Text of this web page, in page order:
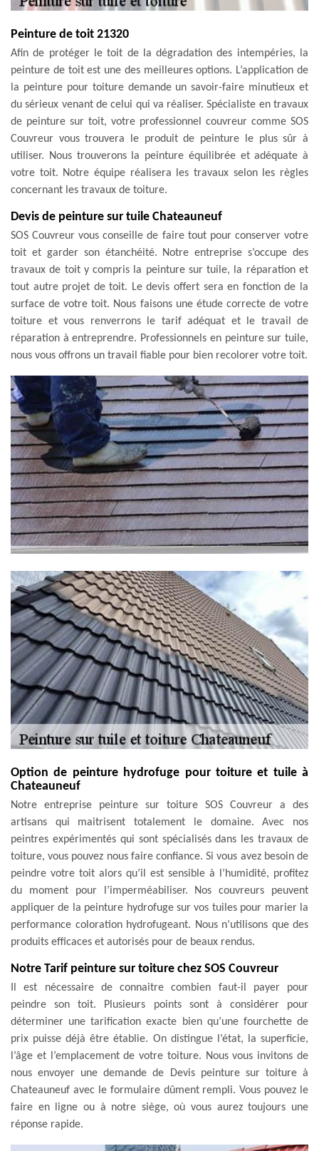
Peinture de toit 21320
Afin de protéger le toit de la dégradation des intempéries, la
peinture de toit est une des meilleures options. L’application de
la peinture pour toiture demande un savoir-faire minutieux et
du sérieux venant de celui qui va réaliser. Spécialiste en travaux
de peinture sur toit, votre professionnel couvreur comme SOS
Couvreur vous trouvera le produit de peinture le plus sûr à
utiliser. Nous trouverons la peinture équilibrée et adéquate à
votre toit. Notre équipe réalisera les travaux selon les règles
concernant les travaux de toiture.
Devis de peinture sur tuile Chateauneuf
SOS Couvreur vous conseille de faire tout pour conserver votre
toit et garder son étanchéité. Notre entreprise s’occupe des
travaux de toit y compris la peinture sur tuile, la réparation et
tout autre projet de toit. Le devis offert sera en fonction de la
surface de votre toit. Nous faisons une étude correcte de votre
toiture et vous renverrons le tarif adéquat et le travail de
réparation à entreprendre. Professionnels en peinture sur tuile,
nous vous offrons un travail fiable pour bien recolorer votre toit.
Option de peinture hydrofuge pour toiture et tuile à
Chateauneuf
Notre entreprise peinture sur toiture SOS Couvreur a des
artisans qui maitrisent totalement le domaine. Avec nos
peintres expérimentés qui sont spécialisés dans les travaux de
toiture, vous pouvez nous faire confiance. Si vous avez besoin de
peindre votre toit alors qu’il est sensible à l’humidité, profitez
du moment pour l’imperméabiliser. Nos couvreurs peuvent
appliquer de la peinture hydrofuge sur vos tuiles pour marier la
performance coloration hydrofugeant. Nous n’utilisons que des
produits efficaces et autorisés pour de beaux rendus.
Notre Tarif peinture sur toiture chez SOS Couvreur
Il est nécessaire de connaitre combien faut-il payer pour
peindre son toit. Plusieurs points sont à considérer pour
déterminer une tarification exacte bien qu’une fourchette de
prix puisse déjà être établie. On distingue l’état, la superficie,
l’âge et l’emplacement de votre toiture. Nous vous invitons de
nous envoyer une demande de Devis peinture sur toiture à
Chateauneuf avec le formulaire dûment rempli. Vous pouvez le
faire en ligne ou à notre siège, où vous aurez toujours une
réponse rapide.